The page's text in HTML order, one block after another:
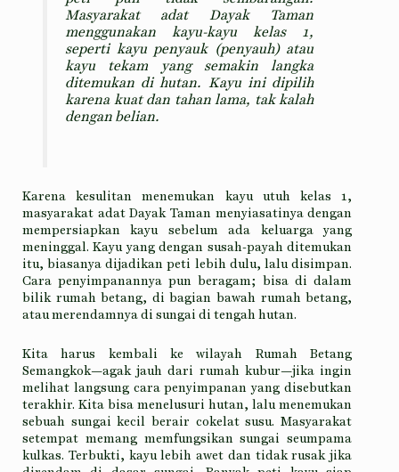
Masyarakat adat Dayak Taman
menggunakan kayu-kayu kelas 1,
seperti kayu penyauk (penyauh) atau
kayu tekam yang semakin langka
ditemukan di hutan. Kayu ini dipilih
karena kuat dan tahan lama, tak kalah
dengan belian.
Karena kesulitan menemukan kayu utuh kelas 1,
masyarakat adat Dayak Taman menyiasatinya dengan
mempersiapkan kayu sebelum ada keluarga yang
meninggal. Kayu yang dengan susah-payah ditemukan
itu, biasanya dijadikan peti lebih dulu, lalu disimpan.
Cara penyimpanannya pun beragam; bisa di dalam
bilik rumah betang, di bagian bawah rumah betang,
atau merendamnya di sungai di tengah hutan.
Kita harus kembali ke wilayah Rumah Betang
Semangkok—agak jauh dari rumah kubur—jika ingin
melihat langsung cara penyimpanan yang disebutkan
terakhir. Kita bisa menelusuri hutan, lalu menemukan
sebuah sungai kecil berair cokelat susu. Masyarakat
setempat memang memfungsikan sungai seumpama
kulkas. Terbukti, kayu lebih awet dan tidak rusak jika